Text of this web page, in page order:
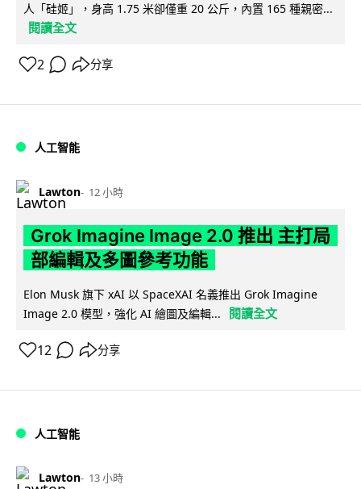
人「硅姬」，身高 1.75 米卻僅重 20 公斤，內置 165 種親密...
閱讀全文
2 分享
人工智能
Lawton 12 小時
Grok Imagine Image 2.0 推出 主打局
部編輯及多圖參考功能
Elon Musk 旗下 xAI 以 SpaceXAI 名義推出 Grok Imagine
Image 2.0 模型，強化 AI 繪圖及編輯...
閱讀全文
12 分享
人工智能
Lawton 13 小時